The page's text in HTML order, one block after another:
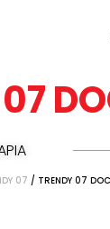
07 / TRENDY 07